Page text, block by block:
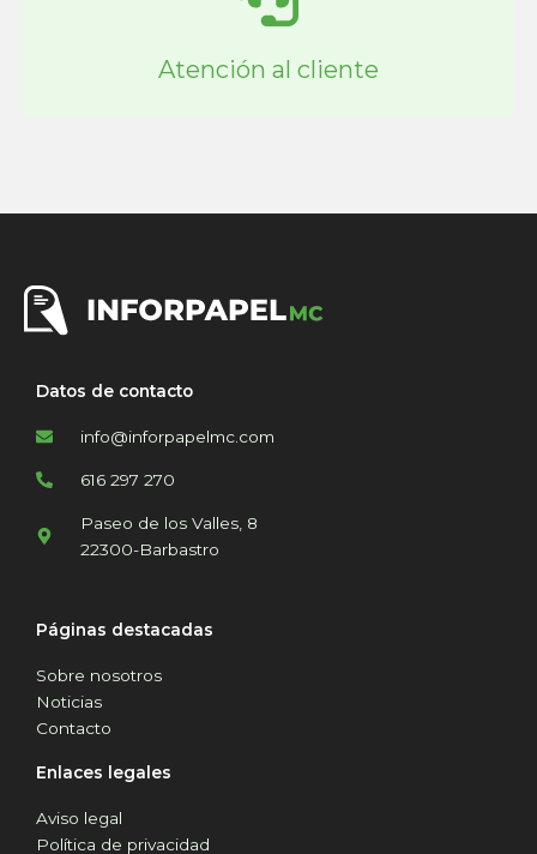
Atención al cliente
Datos de contacto
info@inforpapelmc.com
616 297 270
Paseo de los Valles, 8
22300-Barbastro
Páginas destacadas
Sobre nosotros
Noticias
Contacto
Enlaces legales
Aviso legal
Política de privacidad